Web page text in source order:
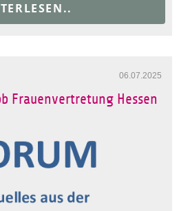
06.07.2025
Frauenvertretung Hessen